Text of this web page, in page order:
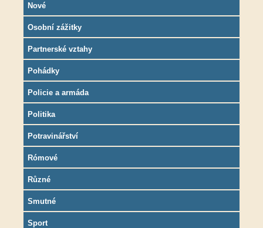
Nové
Osobní zážitky
Partnerské vztahy
Pohádky
Policie a armáda
Politika
Potravinářství
Rómové
Různé
Smutné
Sport